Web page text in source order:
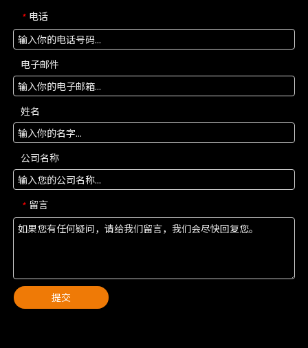
* 电话
电子邮件
姓名
公司名称
* 留言
提交